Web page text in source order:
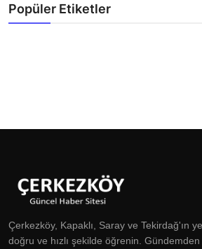
Popüler Etiketler
Çerkezköy, Kapaklı, Saray ve Tekirdağ'ın
doğru ve hızlı şekilde öğrenin.